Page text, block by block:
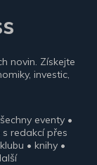
novin. Získejte
investic,
eventy •
redakcí přes
• knihy •